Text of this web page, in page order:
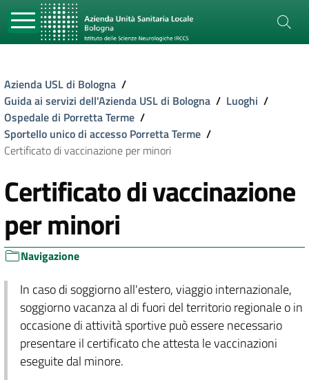
Azienda USL di Bologna /
Guida ai servizi dell'Azienda USL di Bologna / Luoghi /
Ospedale di Porretta Terme /
Sportello unico di accesso Porretta Terme /
Certificato di vaccinazione per minori
Certificato di vaccinazione
per minori
Navigazione
In caso di soggiorno all'estero, viaggio internazionale,
soggiorno vacanza al di fuori del territorio regionale o in
occasione di attività sportive può essere necessario
presentare il certificato che attesta le vaccinazioni
eseguite dal minore.